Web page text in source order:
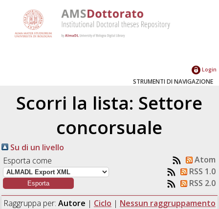
Login
STRUMENTI DI NAVIGAZIONE
Scorri la lista: Settore
concorsuale
Su di un livello
Esporta come
Atom
RSS 1.0
RSS 2.0
Raggruppa per: Autore | Ciclo | Nessun raggruppamento